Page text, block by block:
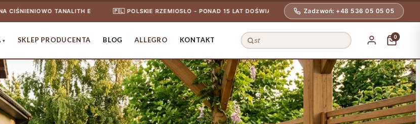
E 🇵🇱 POLSKIE RZEMIOSŁO - PONAD 15 LAT DOŚWIADCZENIA 🚚 BEZPIECZNA DOSTAWA NA TERENIE CAŁEJ
Zadzwoń: +48 536 05 05 05
SKLEP PRODUCENTA BLOG ALLEGRO KONTAKT
Szukaj
produktów
0